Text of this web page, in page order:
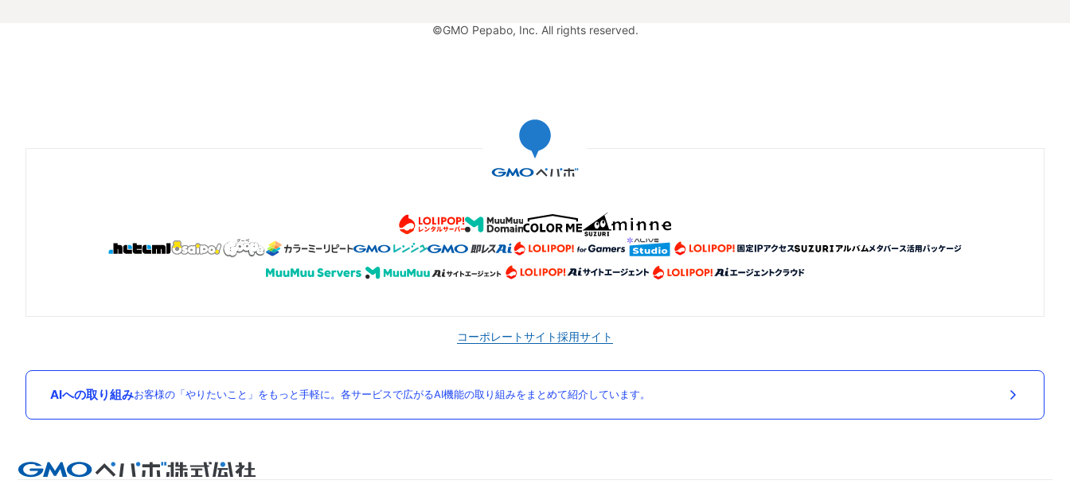
©GMO Pepabo, Inc. All rights reserved.
コーポレートサイト採用サイト
AIへの取り組みお客様の「やりたいこと」をもっと手軽に。各サービスで広がるAI機能の取り組みをまとめて紹介しています。